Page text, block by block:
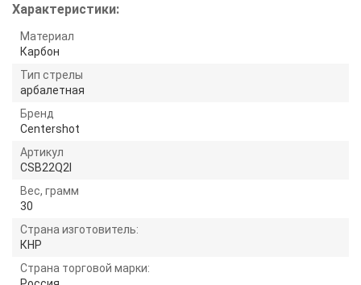
Характеристики:
Материал
Карбон
Тип стрелы
арбалетная
Бренд
Centershot
Артикул
CSB22Q2I
Вес, грамм
30
Страна изготовитель:
КНР
Страна торговой марки: